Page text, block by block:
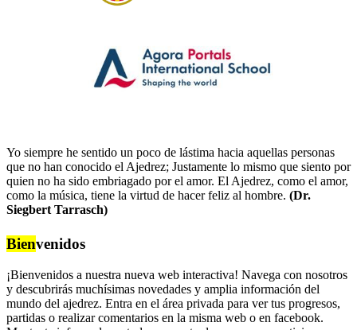
Yo siempre he sentido un poco de lástima hacia aquellas personas
que no han conocido el Ajedrez; Justamente lo mismo que siento por
quien no ha sido embriagado por el amor. El Ajedrez, como el amor,
como la música, tiene la virtud de hacer feliz al hombre. (Dr.
Siegbert Tarrasch)
Bienvenidos
¡Bienvenidos a nuestra nueva web interactiva! Navega con nosotros
y descubrirás muchísimas novedades y amplia información del
mundo del ajedrez. Entra en el área privada para ver tus progresos,
partidas o realizar comentarios en la misma web o en facebook.